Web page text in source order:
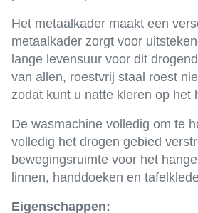
Het metaalkader maakt een
metaalkader zorgt voor
lange levensuur voor dit
van allen, roestvrij staal roest
zodat kunt u natte kleren op het
De wasmachine volledig om te
volledig het drogen gebied
bewegingsruimte voor het
linnen, handdoeken en
Eigenschappen: